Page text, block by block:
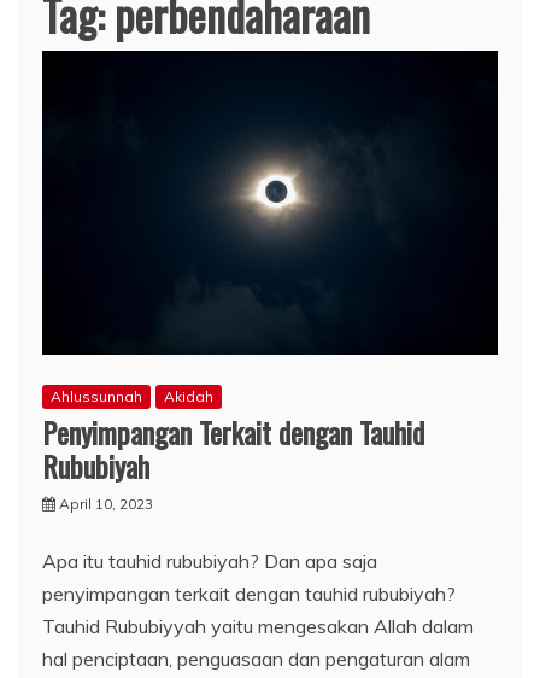
Tag:perbendaharaan
Ahlussunnah Akidah
Penyimpangan Terkait dengan Tauhid
Rububiyah
April 10, 2023
Apa itu tauhid rububiyah? Dan apa saja
penyimpangan terkait dengan tauhid rububiyah?
Tauhid Rububiyyah yaitu mengesakan Allah dalam
hal penciptaan, penguasaan dan pengaturan alam